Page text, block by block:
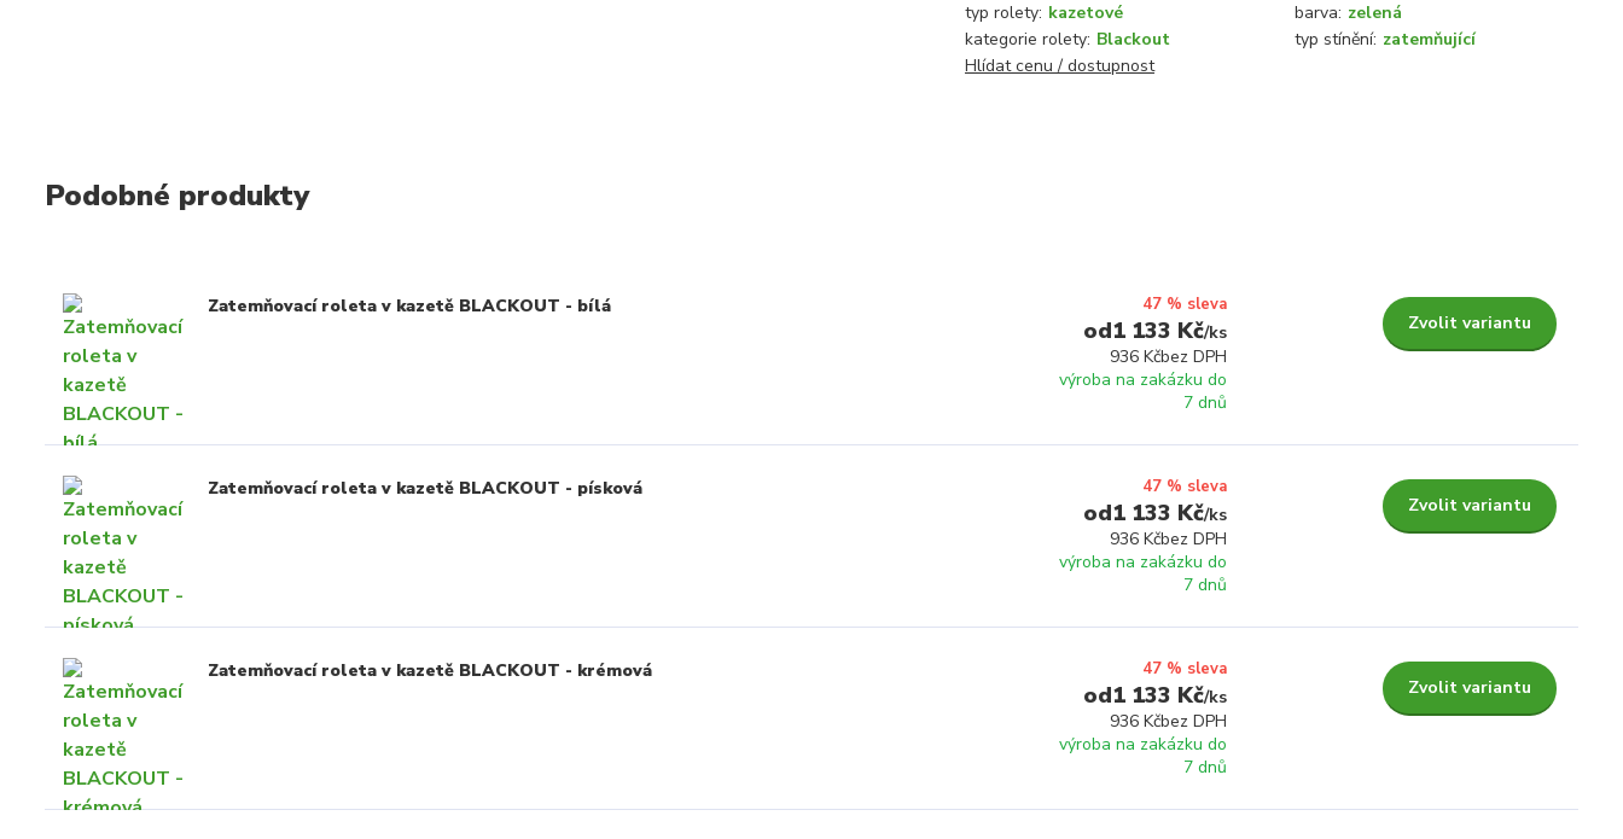
typ rolety: kazetové barva: zelená
kategorie rolety: Blackout typ stínění: zatemňující
Hlídat cenu / dostupnost
Podobné produkty
Zatemňovací roleta v kazetě BLACKOUT - bílá 47 % sleva
1 133 Kč/ks
936 Kčbez DPH
výroba na zakázku do
7 dnů
Zvolit variantu
Zatemňovací roleta v kazetě BLACKOUT - písková 47 % sleva
1 133 Kč/ks
936 Kčbez DPH
výroba na zakázku do
7 dnů
Zvolit variantu
Zatemňovací roleta v kazetě BLACKOUT - krémová 47 % sleva
1 133 Kč/ks
936 Kčbez DPH
výroba na zakázku do
7 dnů
Zvolit variantu